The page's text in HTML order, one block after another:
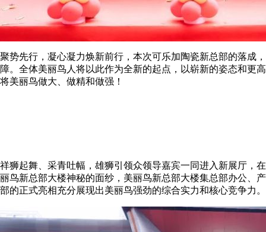
聚势先行，凝心凝力焕新前行，本次可乐加陶瓷新总部的落成
障。全体美丽鸟人将以此作为全新的起点，以崭新的姿态和更
将美丽鸟做大、做精和做强！
祥狮起舞、采青吐幅，雄狮引领众领导嘉宾一同进入新展厅，
丽鸟新总部大楼神秘的面纱，美丽鸟新总部大楼集总部办公、
部的正式亮相充分展现出美丽鸟强劲的综合实力和核心竞争力。